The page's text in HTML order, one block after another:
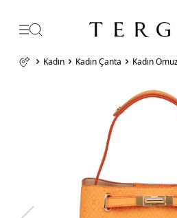
Kadın Kadın Çanta Kadın